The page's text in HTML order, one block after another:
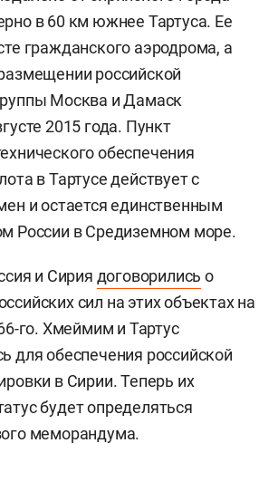
в 60 км южнее Тартуса. Ее
гражданского аэродрома, а
российской
Москва и Дамаск
2015 года. Пункт
обеспечения
в Тартусе действует с
и остается единственным
России в Средиземном море.
и Сирия договорились о
сил на этих объектах на
го. Хмеймим и Тартус
для обеспечения российской
в Сирии. Теперь их
будет определяться
меморандума.